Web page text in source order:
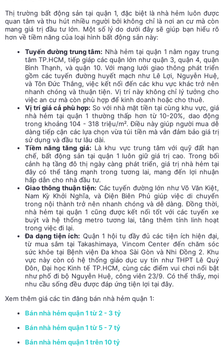
Thị trường bất động sản tại quận 1, đặc biệt là nhà hẻm luôn được
quan tâm và thu hút nhiều người bởi không chỉ là nơi an cư mà còn
mang giá trị đầu tư lớn. Một số lý do dưới đây sẽ giúp bạn hiểu rõ
hơn về tiềm năng của loại hình bất động sản này:
Tuyến đường trung tâm: Nhà hẻm tại quận 1 nằm ngay trung
tâm TP.HCM, tiếp giáp các quận lớn như quận 3, quận 4, quận
Bình Thạnh, và quận 10. Với mạng lưới giao thông phát triển
gồm các tuyến đường huyết mạch như Lê Lợi, Nguyễn Huệ,
và Tôn Đức Thắng, việc kết nối đến các khu vực khác trở nên
nhanh chóng và thuận tiện. Vị trí này không chỉ lý tưởng cho
việc an cư mà còn phù hợp để kinh doanh hoặc cho thuê.
Vị trí giá cả phù hợp: So với nhà mặt tiền tại cùng khu vực, giá
nhà hẻm tại quận 1 thường thấp hơn từ 10-20%, dao động
trong khoảng 104 - 318 triệu/m². Điều này giúp người mua dễ
dàng tiếp cận các lựa chọn vừa túi tiền mà vẫn đảm bảo giá trị
sử dụng và đầu tư lâu dài.
Tiềm năng tăng giá: Là khu vực trung tâm với quỹ đất hạn
chế, bất động sản tại quận 1 luôn giữ giá trị cao. Trong bối
cảnh hạ tầng đô thị ngày càng phát triển, giá trị nhà hẻm tại
đây có thể tăng mạnh trong tương lai, mang đến lợi nhuận
hấp dẫn cho nhà đầu tư.
Giao thông thuận tiện: Các tuyến đường lớn như Võ Văn Kiệt,
Nam Kỳ Khởi Nghĩa, và Điện Biên Phủ giúp việc di chuyển
trong nội thành trở nên nhanh chóng và dễ dàng. Đồng thời,
nhà hẻm tại quận 1 cũng được kết nối tốt với các tuyến xe
buýt và hệ thống metro tương lai, tăng thêm tính linh hoạt
trong việc đi lại.
Đa dạng tiện ích: Quận 1 hội tụ đầy đủ các tiện ích hiện đại,
từ mua sắm tại Takashimaya, Vincom Center đến chăm sóc
sức khỏe tại Bệnh viện Đa khoa Sài Gòn và Nhi Đồng 2. Khu
vực này còn có hệ thống giáo dục uy tín như THPT Lê Quý
Đôn, Đại học Kinh tế TP.HCM, cùng các điểm vui chơi nổi bật
như phố đi bộ Nguyễn Huệ, công viên 23/9. Có thể thấy, mọi
nhu cầu sống đều được đáp ứng tiện lợi tại đây.
Xem thêm giá các tin đăng bán nhà hẻm quận 1:
Bán nhà hẻm quận 1 từ 2 - 3 tỷ
Bán nhà hẻm quận 1 từ 5 - 7 tỷ
Bán nhà hẻm quận 1 trên 10 tỷ